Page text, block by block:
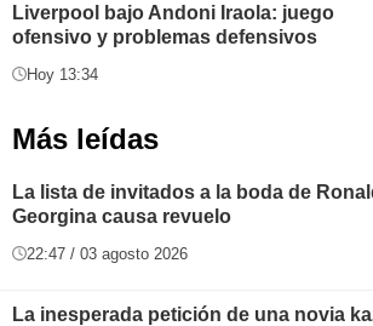
Liverpool bajo Andoni Iraola: juego
ofensivo y problemas defensivos
Hoy 13:34
Más leídas
La lista de invitados a la boda de
Georgina causa revuelo
22:47 / 03 agosto 2026
La inesperada petición de una novia